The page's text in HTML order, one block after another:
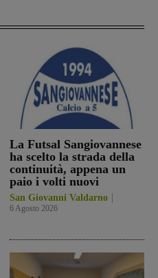
La Futsal Sangiovannese
ha scelto la strada della
continuità, appena un
paio i volti nuovi
San Giovanni Valdarno
6 Agosto 2026